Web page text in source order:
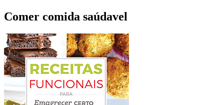
Comer comida saúdavel